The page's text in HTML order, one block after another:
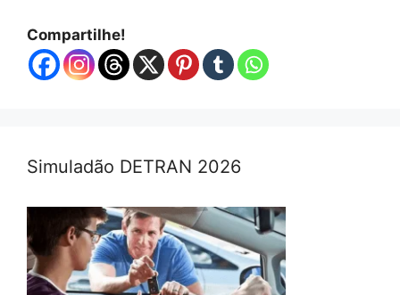
Compartilhe!
Simuladão DETRAN 2026